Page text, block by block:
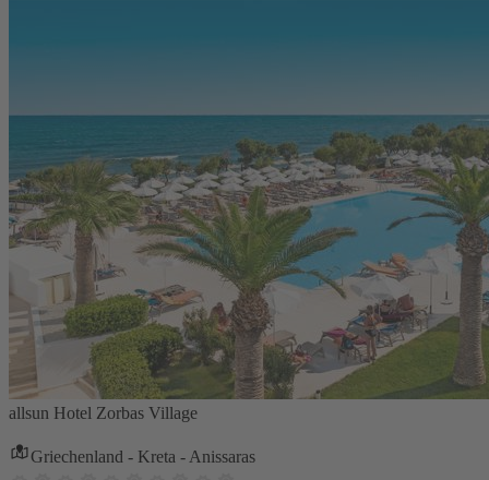
allsun Hotel Zorbas Village
Griechenland - Kreta - Anissaras